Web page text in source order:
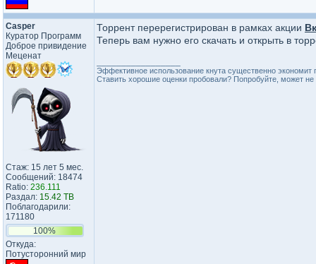
Casper
Куратор Программ
Доброе привидение
Меценат
Стаж: 15 лет 5 мес.
Сообщений: 18474
Ratio: 236.111
Раздал: 15.42 TB
Поблагодарили:
171180
100%
Откуда:
Потусторонний мир
Торрент перерегистрирован в рамках акции
Теперь вам нужно его скачать и открыть в
Эффективное использование кнута существенно экономит
Ставить хорошие оценки пробовали? Попробуйте, может